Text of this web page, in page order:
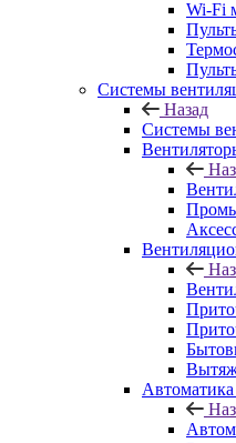
Wi-Fi
Системы
Назад
Системы
Автоматика